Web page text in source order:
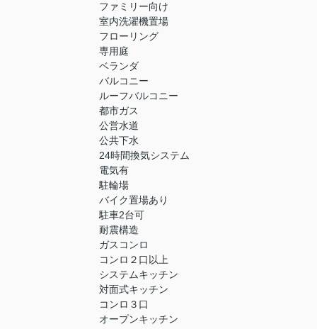
ファミリー向け
室内洗濯機置場
フローリング
専用庭
ベランダ
バルコニー
ルーフバルコニー
都市ガス
公営水道
公共下水
24時間換気システム
電気有
駐輪場
バイク置場あり
駐車2台可
耐震構造
ガスコンロ
コンロ２口以上
システムキッチン
対面式キッチン
コンロ３口
オープンキッチン